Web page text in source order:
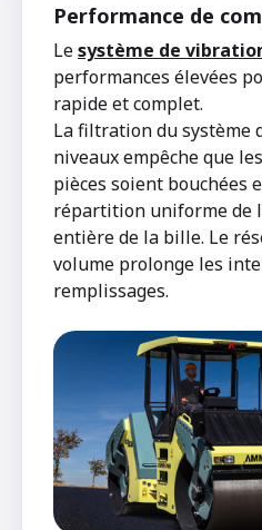
Performance de
Lesystème de
performances élevées
rapide et complet.
La filtration du système
niveaux empêche que
pièces soient bouchées
répartition uniforme de
entière de la bille. Le
volume prolonge les
remplissages.